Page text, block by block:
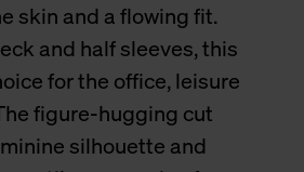
skin and a flowing fit.
and half sleeves, this
for the office, leisure
figure-hugging cut
silhouette and